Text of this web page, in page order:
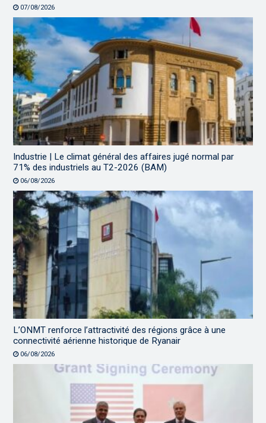
07/08/2026
Industrie | Le climat général des affaires jugé normal par
71% des industriels au T2-2026 (BAM)
06/08/2026
L’ONMT renforce l’attractivité des régions grâce à une
connectivité aérienne historique de Ryanair
06/08/2026